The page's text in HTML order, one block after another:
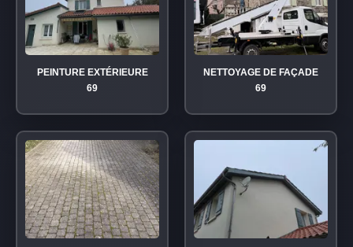
PEINTURE EXTÉRIEURE
69
NETTOYAGE DE FAÇADE
69